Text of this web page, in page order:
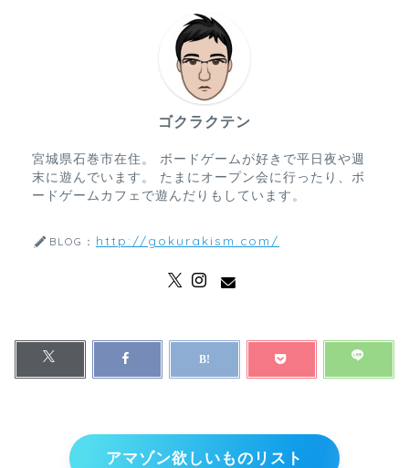
ゴクラクテン
宮城県石巻市在住。 ボードゲームが好きで平日夜や週
末に遊んでいます。 たまにオープン会に行ったり、ボ
ードゲームカフェで遊んだりもしています。
BLOG： http://gokurakism.com/
アマゾン欲しいものリスト